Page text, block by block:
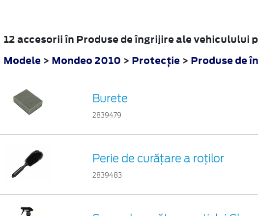
12 accesorii în Produse de îngrijire ale vehiculului
Modele > Mondeo 2010 > Protecţie > Produse de
Burete
2839479
Perie de curățare a roților
2839483